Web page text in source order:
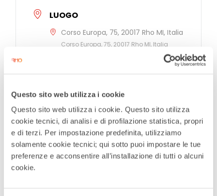
Questo sito web utilizza i cookie
Questo sito web utilizza i cookie. Questo sito utilizza
cookie tecnici, di analisi e di profilazione statistica, propri
e di terzi. Per impostazione predefinita, utilizziamo
solamente cookie tecnici; qui sotto puoi impostare le tue
preferenze e acconsentire all’installazione di tutti o alcuni
cookie.
LUOGO
Corso Europa, 75, 20017 Rho MI, Italia
Corso Europa, 75, 20017 Rho MI, Italia
Mostre
ORGANIZZATORE
Gruppo Fotografico San Paolo